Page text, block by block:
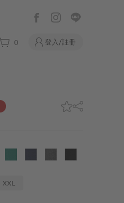
0 登入/註冊
XXL